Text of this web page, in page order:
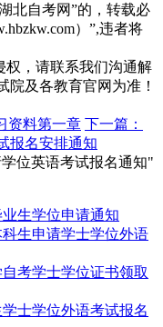
北自考网”的，转载必
）”,违者将
权，请联系我们沟通解
院及各教育官网为准！
资料第一章 下一篇：
报名安排通知
位英语考试报名通知"
生学位申请通知
生申请学士学位外语
考学士学位证书领取
士学位外语考试报名